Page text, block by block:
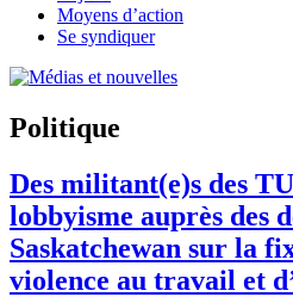
Moyens d’action
Se syndiquer
Politique
Des militant(e)s des
lobbyisme auprès des
Saskatchewan sur la
violence au travail et